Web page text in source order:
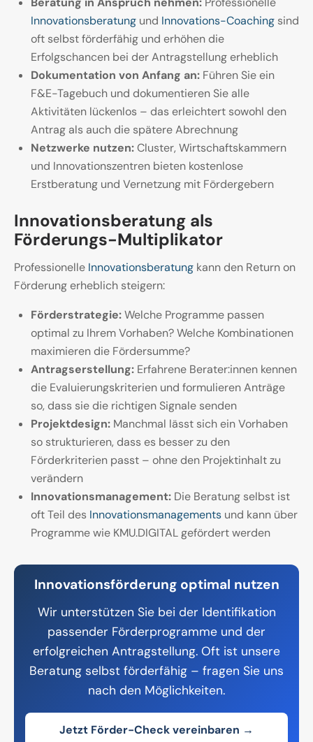
Innovationsberatung und Innovations-Coaching sind
oft selbst förderfähig und erhöhen die
Erfolgschancen bei der Antragstellung erheblich
Dokumentation von Anfang an: Führen Sie ein
F&E-Tagebuch und dokumentieren Sie alle
Aktivitäten lückenlos – das erleichtert sowohl den
Antrag als auch die spätere Abrechnung
Netzwerke nutzen:Cluster, Wirtschaftskammern
und Innovationszentren bieten kostenlose
Erstberatung und Vernetzung mit Fördergebern
Innovationsberatung als
Förderungs-Multiplikator
Professionelle Innovationsberatung kann den Return on
Förderung erheblich steigern:
Förderstrategie:Welche Programme passen
optimal zu Ihrem Vorhaben? Welche Kombinationen
maximieren die Fördersumme?
Antragserstellung: Erfahrene Berater:innen kennen
die Evaluierungskriterien und formulieren Anträge
so, dass sie die richtigen Signale senden
Projektdesign: Manchmal lässt sich ein Vorhaben
so strukturieren, dass es besser zu den
Förderkriterien passt – ohne den Projektinhalt zu
verändern
Innovationsmanagement: Die Beratung selbst ist
oft Teil des Innovationsmanagements und kann über
Programme wie KMU.DIGITAL gefördert werden
Innovationsförderung optimal nutzen
Wir unterstützen Sie bei der Identifikation
passender Förderprogramme und der
erfolgreichen Antragstellung. Oft ist unsere
Beratung selbst förderfähig – fragen Sie uns
nach den Möglichkeiten.
Jetzt Förder-Check vereinbaren →